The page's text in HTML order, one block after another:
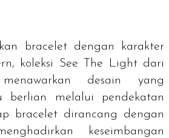
bracelet dengan karakter
koleksi See The Light dari
desain yang
berlian melalui pendekatan
bracelet dirancang dengan
keseimbangan